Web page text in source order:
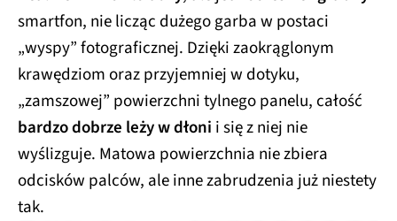
smartfon, nie licząc dużego garba w postaci
„wyspy” fotograficznej. Dzięki zaokrąglonym
krawędziom oraz przyjemniej w dotyku,
„zamszowej” powierzchni tylnego panelu, całość
bardzo dobrze leży w dłoni i się z niej nie
wyślizguje. Matowa powierzchnia nie zbiera
odcisków palców, ale inne zabrudzenia już niestety
tak.